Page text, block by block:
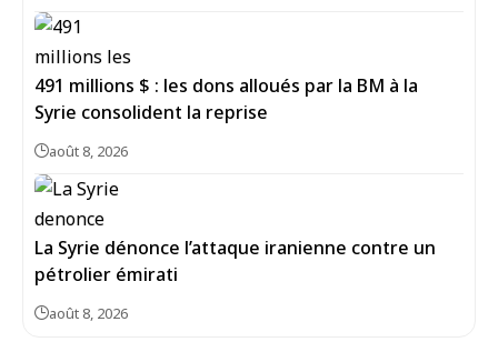
491 millions $ : les dons alloués par la BM à la
Syrie consolident la reprise
août 8, 2026
La Syrie dénonce l’attaque iranienne contre un
pétrolier émirati
août 8, 2026